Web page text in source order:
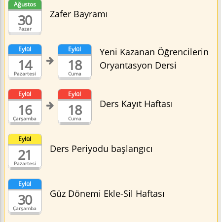
Pazar
Ağustos
30 Zafer Bayramı
Pazartesi
Eylül
14 Cuma
Eylül
18
Yeni Kazanan Öğrencilerin
Oryantasyon Dersi
Çarşamba
Eylül
16 Cuma
Eylül
18 Ders Kayıt Haftası
Pazartesi
Eylül
21 Ders Periyodu başlangıcı
Çarşamba
Eylül
30 Güz Dönemi Ekle-Sil Haftası